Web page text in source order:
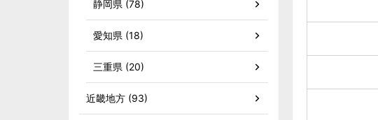
静岡県 (78)
愛知県 (18)
三重県 (20)
近畿地方 (93)